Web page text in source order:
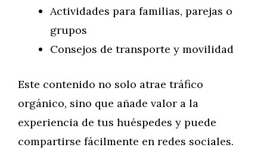
Actividades para familias, parejas o
grupos
Consejos de transporte y movilidad
Este contenido no solo atrae tráfico
orgánico, sino que añade valor a la
experiencia de tus huéspedes y puede
compartirse fácilmente en redes sociales.